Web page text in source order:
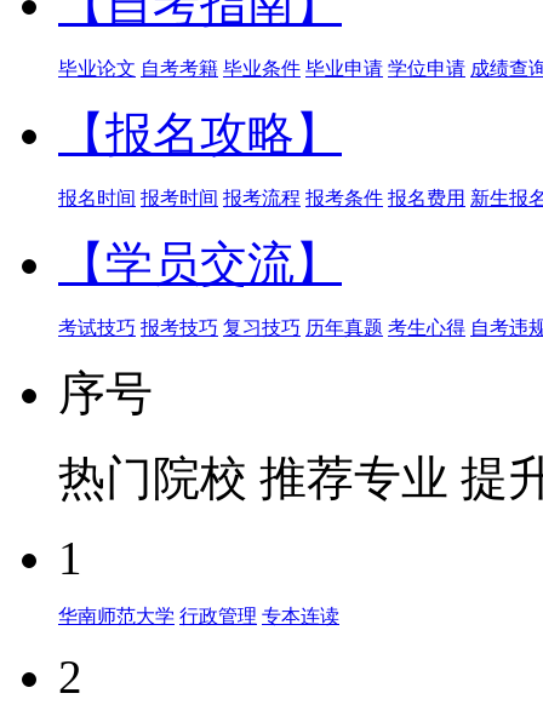
毕业论文 自考考籍 毕业条件 毕业申请 学位申请 成绩查
【报名攻略】
报名时间 报考时间 报考流程 报考条件 报名费用 新生报
【学员交流】
考试技巧 报考技巧 复习技巧 历年真题 考生心得 自考违
序号
热门院校 推荐专业 提
1
华南师范大学 行政管理 专本连读
2